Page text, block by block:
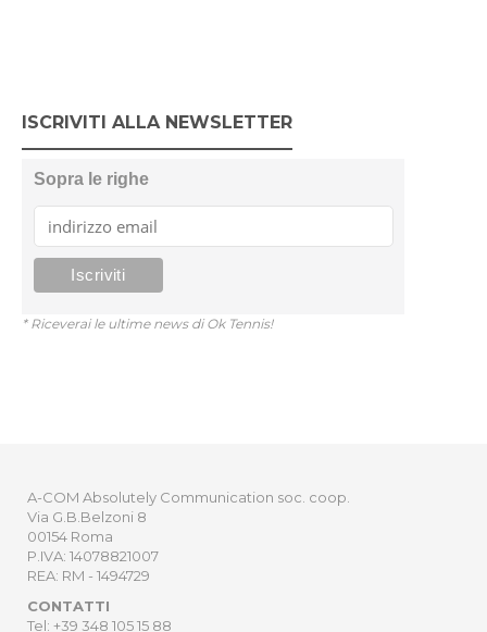
ISCRIVITI ALLA NEWSLETTER
Sopra le righe
* Riceverai le ultime news di Ok Tennis!
A-COM Absolutely Communication soc. coop.
Via G.B.Belzoni 8
00154 Roma
P.IVA: 14078821007
REA: RM - 1494729
CONTATTI
Tel: +39 348 105 15 88